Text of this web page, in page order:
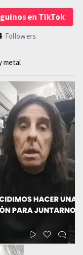
en TikTok
Followers
metal